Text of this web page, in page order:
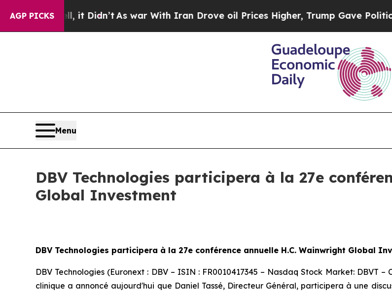
AGP PICKS
Well, it Didn’t As war With Iran Drove oil Prices Higher, Trump Gave Politically
Menu
DBV Technologies participera à la 27e
Global Investment
DBV Technologies participera à la 27e conférence annuelle H.C. Wainwright Global
DBV Technologies (Euronext : DBV – ISIN : FR0010417345 – Nasdaq Stock Market: DBVT
clinique a annoncé aujourd'hui que Daniel Tassé, Directeur Général, participera à une